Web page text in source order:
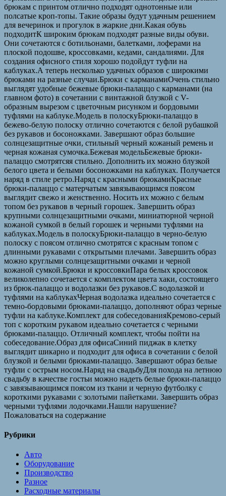
брюкам с принтом отлично подходят однотонные или
полсатые кроп-топы. Такие образы будут удачным решением
для вечеринок и прогулок в жаркие дни.Какая обувь
подходитК широким брюкам подходят разные виды обуви.
Они сочетаются с ботильонами, балетками, лоферами на
плоской подошве, кроссовками, кедами, сандалиями. Для
создания офисного стиля хорошо подойдут туфли на
каблуках.А теперь несколько удачных образов с широкими
брюками на разные случаи.Брюки с карманамиОчень стильно
выглядят удобные бежевые брюки-палаццо с карманами (на
главном фото) в сочетании с винтажной блузкой с V-
образным вырезом с цветочным рисунком и бордовыми
туфлями на каблуке.Модель в полоскуБрюки-палаццо в
бежево-белую полоску отлично сочетаются с белой рубашкой
без рукавов и босоножками. Завершают образ большие
солнцезащитные очки, стильный черный кожаный ремень и
черная кожаная сумочка.Бежевая модельБежевые брюки-
палаццо смотрятсяя стильно. Дополнить их можно блузкой
белого цвета и белыми босоножками на каблуках. Получается
наряд в стиле ретро.Наряд с красными брюкамиКрасные
брюки-палаццо с матерчатым завязывающимся поясом
выглядит свежо и женственно. Носить их можно с белым
топом без рукавов в черный горошек. Завершить образ
крупными солнцезащитными очками, миниатюрной черной
кожаной сумкой в ​​белый горошек и черными туфлями на
каблуках.Модель в полоскуБрюки-палаццо в черно-белую
полоску с поясом отлично смотрятся с красным топом с
длинными рукавами с открытыми плечами. Завершить образ
можно круглыми солнцезащитными очками и черной
кожаной сумкой.Брюки и кроссовкиПара белых кроссовок
великолепно сочетается с комплектом цвета хаки, состоящего
из брюк-палаццо и водолазки без рукавов.С водолазкой и
туфлями на каблукахЧерная водолазка идеально сочетается с
темно-бордовыми брюками-палаццо, дополняют образ черные
туфли на каблуке.Комплект для собеседованияКремово-серый
топ с коротким рукавом идеально сочетается с черными
брюками-палаццо. Отличный комплект, чтобы пойти на
собеседование.Образ для офисаСиний пиджак в клетку
выглядит шикарно и подходит для офиса в сочетании с белой
блузкой и белыми брюками-палаццо. Завершают образ белые
туфли с острым носом.Наряд на свадьбуДля похода на летнюю
свадьбу в качестве гостьи можно надеть белые брюки-палаццо
с завязывающимся поясом из ткани и черную футболку с
короткими рукавами с золотыми пайетками. Завершить образ
черными туфлями лодочками.Нашли нарушение?
Пожаловаться на содержание
Рубрики
Авто
Оборудование
Производство
Разное
Расходные материалы